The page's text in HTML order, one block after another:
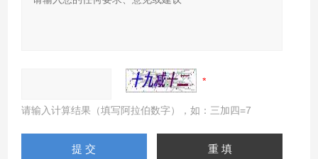
请输入计算结果（填写阿拉伯数字），如：三加四=7